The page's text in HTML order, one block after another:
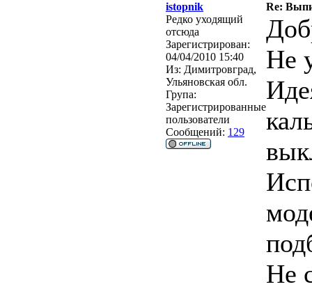
istopnik
Re:
Редко уходящий
отсюда
Зарегистрирован:
04/04/2010 15:40
Из: Димитровград,
Ульяновская обл.
Група:
Зарегистрированные
пользователи
Сообщений: 129
Не
Не